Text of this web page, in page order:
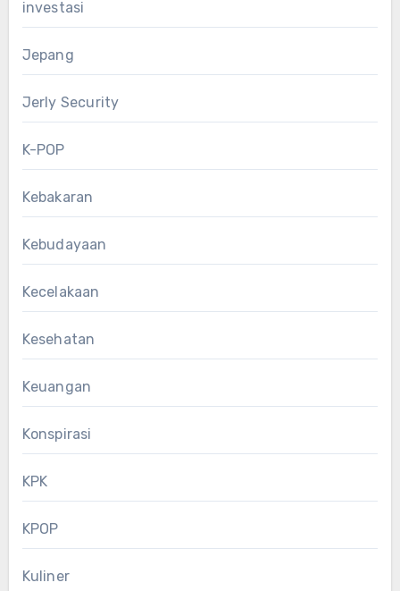
investasi
Jepang
Jerly Security
K-POP
Kebakaran
Kebudayaan
Kecelakaan
Kesehatan
Keuangan
Konspirasi
KPK
KPOP
Kuliner